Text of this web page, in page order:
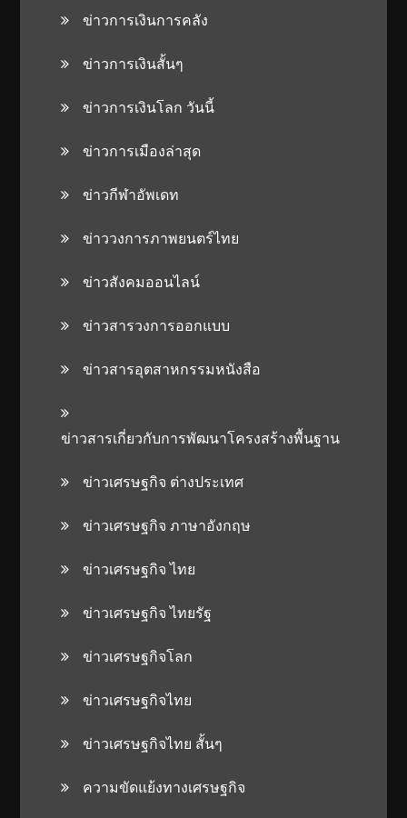
ข่าวการเงินการคลัง
ข่าวการเงินสั้นๆ
ข่าวการเงินโลก วันนี้
ข่าวการเมืองล่าสุด
ข่าวกีฬาอัพเดท
ข่าววงการภาพยนตร์ไทย
ข่าวสังคมออนไลน์
ข่าวสารวงการออกแบบ
ข่าวสารอุตสาหกรรมหนังสือ
ข่าวสารเกี่ยวกับการพัฒนาโครงสร้างพื้นฐาน
ข่าวเศรษฐกิจ ต่างประเทศ
ข่าวเศรษฐกิจ ภาษาอังกฤษ
ข่าวเศรษฐกิจ ไทย
ข่าวเศรษฐกิจ ไทยรัฐ
ข่าวเศรษฐกิจโลก
ข่าวเศรษฐกิจไทย
ข่าวเศรษฐกิจไทย สั้นๆ
ความขัดแย้งทางเศรษฐกิจ